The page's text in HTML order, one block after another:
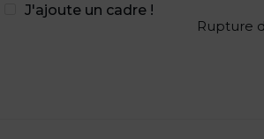
J'ajoute un cadre !
Rupture